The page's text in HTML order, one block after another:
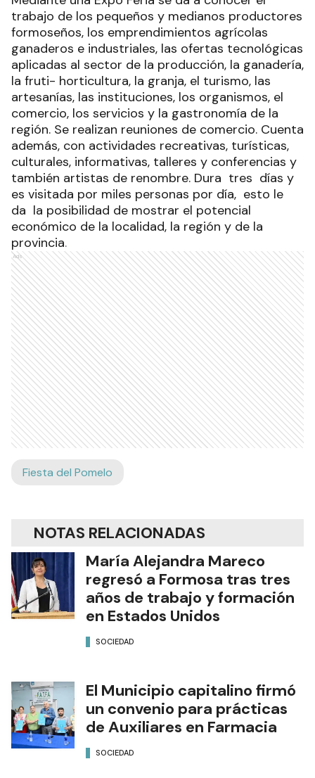
trabajo de los pequeños y medianos productores
formoseños, los emprendimientos agrícolas
ganaderos e industriales, las ofertas tecnológicas
aplicadas al sector de la producción, la ganadería,
la fruti- horticultura, la granja, el turismo, las
artesanías, las instituciones, los organismos, el
comercio, los servicios y la gastronomía de la
región. Se realizan reuniones de comercio. Cuenta
además, con actividades recreativas, turísticas,
culturales, informativas, talleres y conferencias y
también artistas de renombre. Dura tres días y
es visitada por miles personas por día, esto le
da la posibilidad de mostrar el potencial
económico de la localidad, la región y de la
provincia.
Ads
Fiesta del Pomelo
NOTAS RELACIONADAS
María Alejandra Mareco
regresó a Formosa tras tres
años de trabajo y formación
en Estados Unidos
SOCIEDAD
El Municipio capitalino firmó
un convenio para prácticas
de Auxiliares en Farmacia
SOCIEDAD